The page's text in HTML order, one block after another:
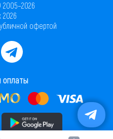
2026
офертой
оплаты
в AppStore Скачать приложение в PlayMarket